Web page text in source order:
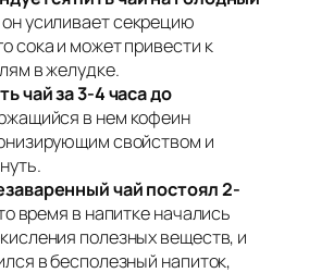
усиливает секрецию
сока и может привести к
в желудке.
чай за 3-4 часа до
в нем кофеин
свойством и
чай постоял 2-
время в напитке начались
полезных веществ, и
в бесполезный напиток,